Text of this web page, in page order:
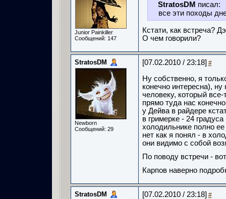
Junior Painkiller
Сообщений: 147
StratosDM писал:
все эти походы
Кстати, как встреча?
О чем говорили?
StratosDM
Newborn
Сообщений: 29
[07.02.2010 / 23:18] #
Ну собственно, я
конечно интересна),
человеку, который
прямо туда нас
у Дейва в райдере
в гримерке - 24
холодильнике полно
нет как я понял - в
они видимо с собой
По поводу встречи -
Карпов наверно
StratosDM [07.02.2010 / 23:18] #